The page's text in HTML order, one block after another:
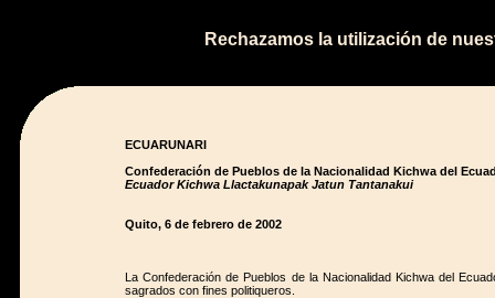
Rechazamos la utilización de
ECUARUNARI
Confederación de Pueblos de la Nacionalidad Kichwa del
Ecuador Kichwa Llactakunapak Jatun Tantanakui
Quito, 6 de febrero de 2002
La Confederación de Pueblos de la Nacionalidad Kichwa del
sagrados con fines politiqueros.